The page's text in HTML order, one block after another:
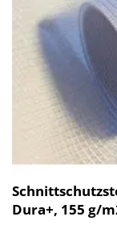
Dura+, 155 g/